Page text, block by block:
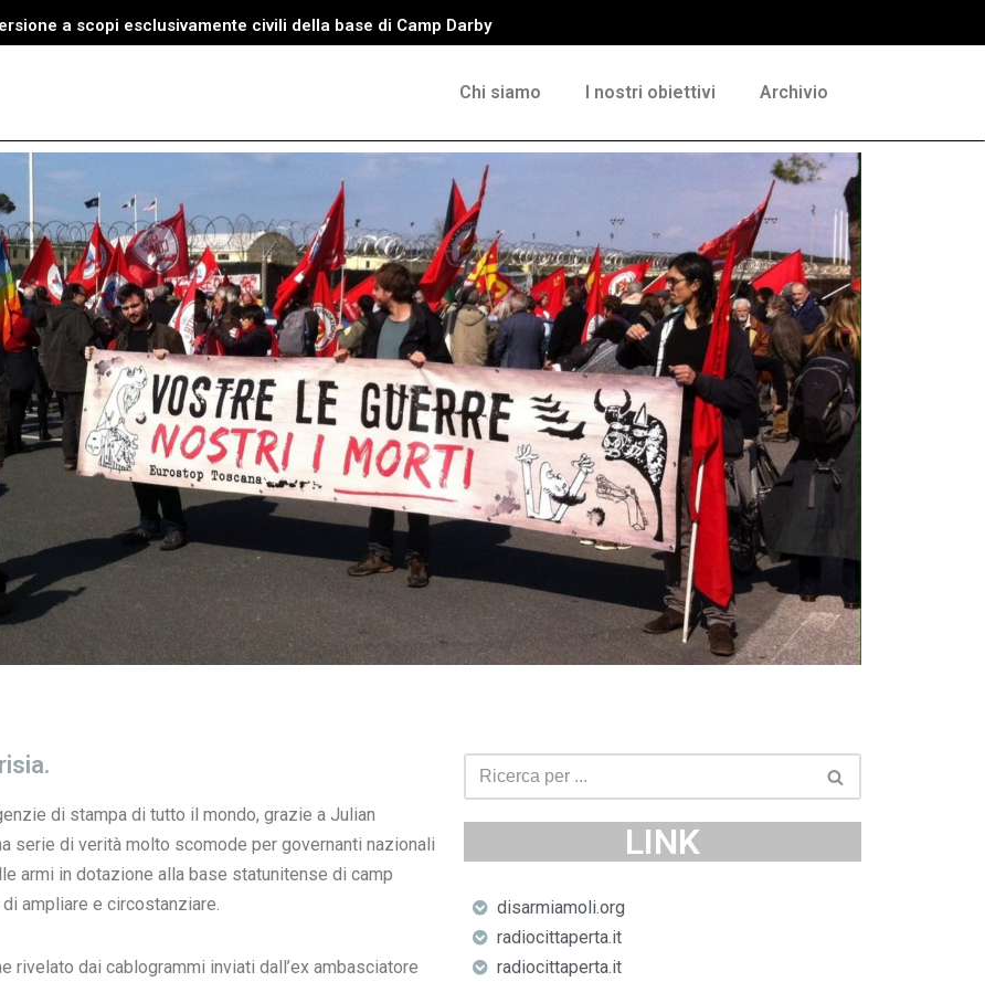
a scopi esclusivamente civili della base di Camp Darby
Chi siamo I nostri obiettivi Archivio
di stampa di tutto il mondo, grazie a Julian
serie di verità molto scomode per governanti nazionali
armi in dotazione alla base statunitense di camp
ampliare e circostanziare.
rivelato dai cablogrammi inviati dall’ex ambasciatore
LINK
disarmiamoli.org
radiocittaperta.it
radiocittaperta.it